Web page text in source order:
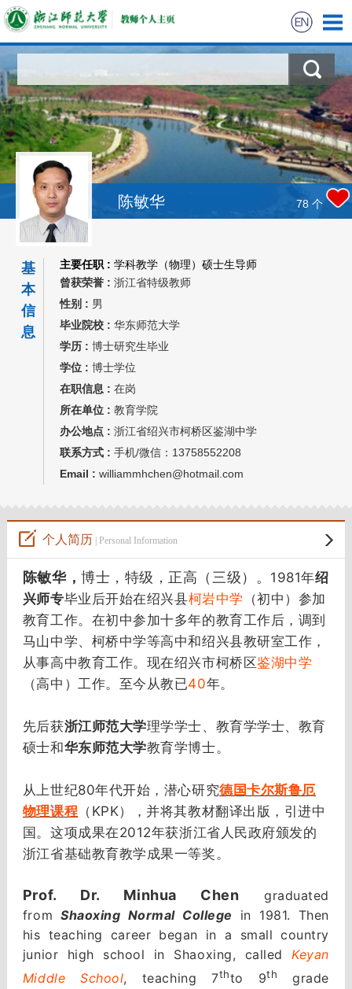
陈敏华 78 个
基
本
信
息
主要任职 : 学科教学（物理）硕士生导师
曾获荣誉 : 浙江省特级教师
性别 : 男
毕业院校 : 华东师范大学
学历 : 博士研究生毕业
学位 : 博士学位
在职信息 : 在岗
所在单位 : 教育学院
办公地点 : 浙江省绍兴市柯桥区鉴湖中学
联系方式 : 手机/微信：13758552208
Email : williammhchen@hotmail.com
个人简历 | Personal Information
陈敏华，博士，特级，正高（三级）。 1981年绍
兴师专毕业后开始在绍兴县柯岩中学 （初中）参加
教育工作。在初中参加十多年的教育工作后，调到
马山中学、柯桥中学等高中和绍兴县教研室工作，
从事高中教育工作。现在绍兴市柯桥区鉴湖中学
（高中）工作。至今从教已40年。
先后获浙江师范大学理学学士、教育学学士、教育
硕士和华东师范大学教育学博士。
从上世纪80年代开始，潜心研究德国卡尔斯鲁厄
物理课程 （KPK），并将其教材翻译出版，引进中
国。这项成果在2012年获浙江省人民政府颁发的
浙江省基础教育教学成果一等奖。
Prof. Dr. Minhua Chen graduated
fromShaoxing Normal College in 1981. Then
his teaching career began in a small country
junior high school in Shaoxing, calledKeyan
Middle School, teaching 7thto 9th
grade